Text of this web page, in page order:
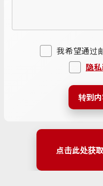
我希望通过
隐私
点击此处获